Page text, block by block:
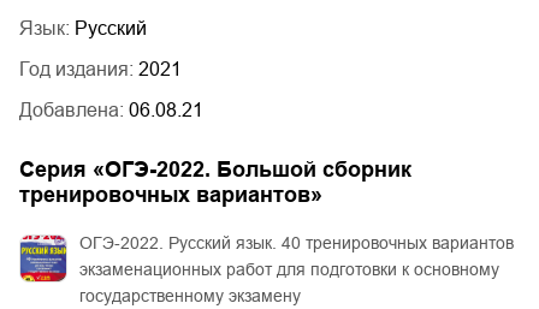
Язык: Русский
Год издания: 2021
Добавлена: 06.08.21
Серия «ОГЭ-2022. Большой сборник
тренировочных вариантов»
ОГЭ-2022. Русский язык. 40 тренировочных вариантов
экзаменационных работ для подготовки к основному
государственному экзамену